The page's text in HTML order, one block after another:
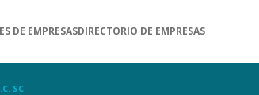
DE EMPRESASDIRECTORIO DE EMPRESAS
SC